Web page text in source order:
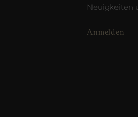
Neuigkeiten
Anmelden